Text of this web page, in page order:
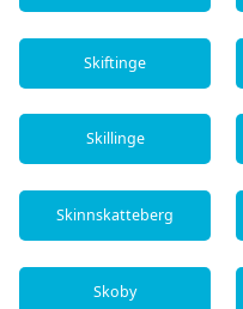
Skiftinge
Skillinge
Skinnskatteberg
Skoby